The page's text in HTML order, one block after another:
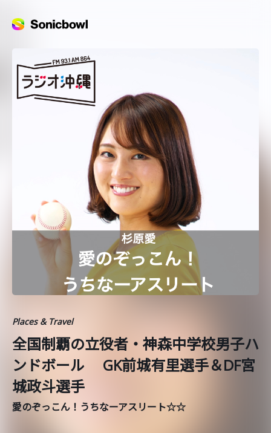
Places & Travel
全国制覇の立役者・神森中学校男子ハ
ンドボール GK前城有里選手＆DF宮
城政斗選手
愛のぞっこん！うちなーアスリート☆☆